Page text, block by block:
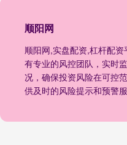
顺阳网
顺阳网,实盘配资,杠杆配
有专业的风控团队，实时
况，确保投资风险在可控
供及时的风险提示和预警服